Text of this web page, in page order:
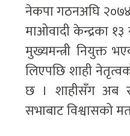
नेकपा गठनअघि
माओवादी केन्द्रका
मुख्यमन्त्री नियुक्त
लिएपछि शाही
छ । शाहीसँग अब
सभाबाट विश्वासको